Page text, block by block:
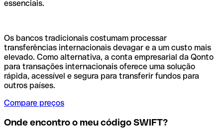
essenciais.
Os bancos tradicionais costumam processar
transferências internacionais devagar e a um custo mais
elevado. Como alternativa, a conta empresarial da Qonto
para transações internacionais oferece uma solução
rápida, acessível e segura para transferir fundos para
outros países.
Compare preços
Onde encontro o meu código SWIFT?